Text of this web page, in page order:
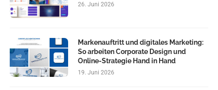
26. Juni 2026
Markenauftritt und digitales Marketing:
So arbeiten Corporate Design und
Online-Strategie Hand in Hand
19. Juni 2026